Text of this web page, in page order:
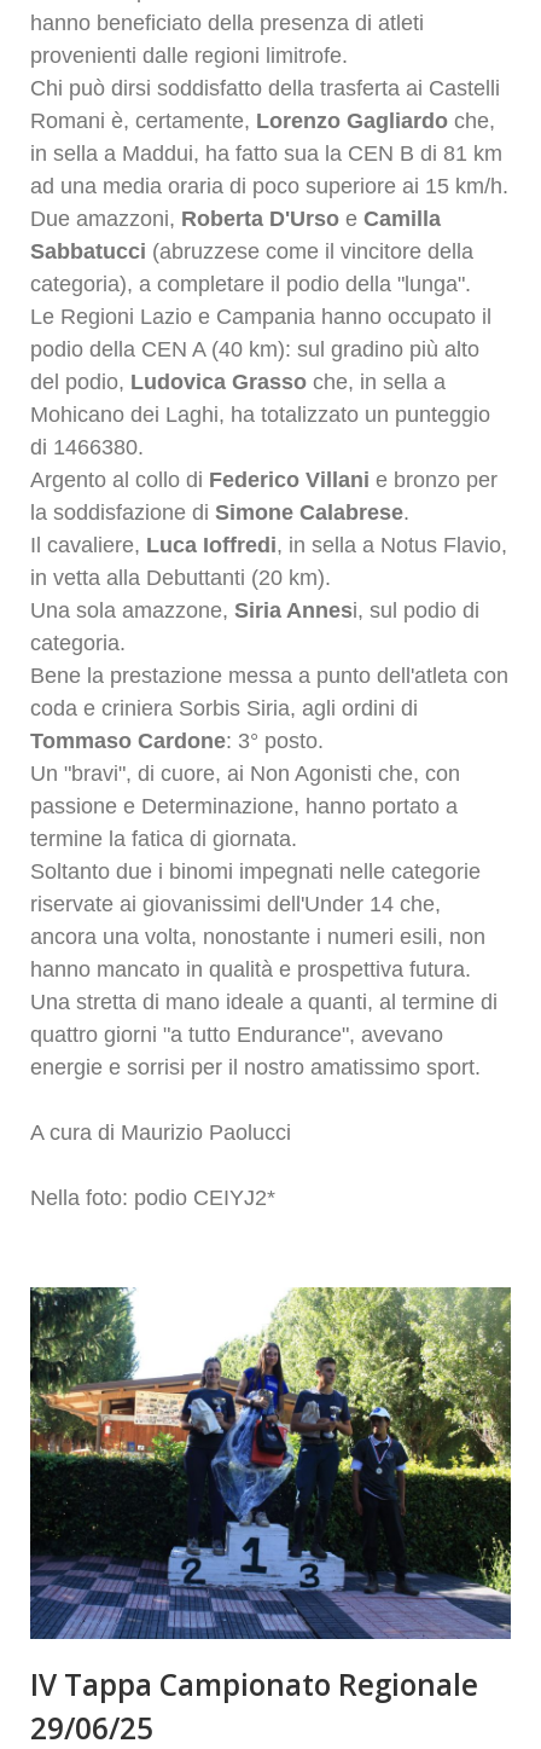
hanno beneficiato della presenza di atleti
provenienti dalle regioni limitrofe.
Chi può dirsi soddisfatto della trasferta ai Castelli
Romani è, certamente, Lorenzo Gagliardo che,
in sella a Maddui, ha fatto sua la CEN B di 81 km
ad una media oraria di poco superiore ai 15 km/h.
Due amazzoni, Roberta D'Urso e Camilla
Sabbatucci (abruzzese come il vincitore della
categoria), a completare il podio della "lunga".
Le Regioni Lazio e Campania hanno occupato il
podio della CEN A (40 km): sul gradino più alto
del podio, Ludovica Grasso che, in sella a
Mohicano dei Laghi, ha totalizzato un punteggio
di 1466380.
Argento al collo di Federico Villani e bronzo per
la soddisfazione di Simone Calabrese.
Il cavaliere, Luca Ioffredi, in sella a Notus Flavio,
in vetta alla Debuttanti (20 km).
Una sola amazzone, Siria Annesi, sul podio di
categoria.
Bene la prestazione messa a punto dell'atleta con
coda e criniera Sorbis Siria, agli ordini di
Tommaso Cardone: 3° posto.
Un "bravi", di cuore, ai Non Agonisti che, con
passione e Determinazione, hanno portato a
termine la fatica di giornata.
Soltanto due i binomi impegnati nelle categorie
riservate ai giovanissimi dell'Under 14 che,
ancora una volta, nonostante i numeri esili, non
hanno mancato in qualità e prospettiva futura.
Una stretta di mano ideale a quanti, al termine di
quattro giorni "a tutto Endurance", avevano
energie e sorrisi per il nostro amatissimo sport.
A cura di Maurizio Paolucci
Nella foto: podio CEIYJ2*
IV Tappa Campionato Regionale
29/06/25